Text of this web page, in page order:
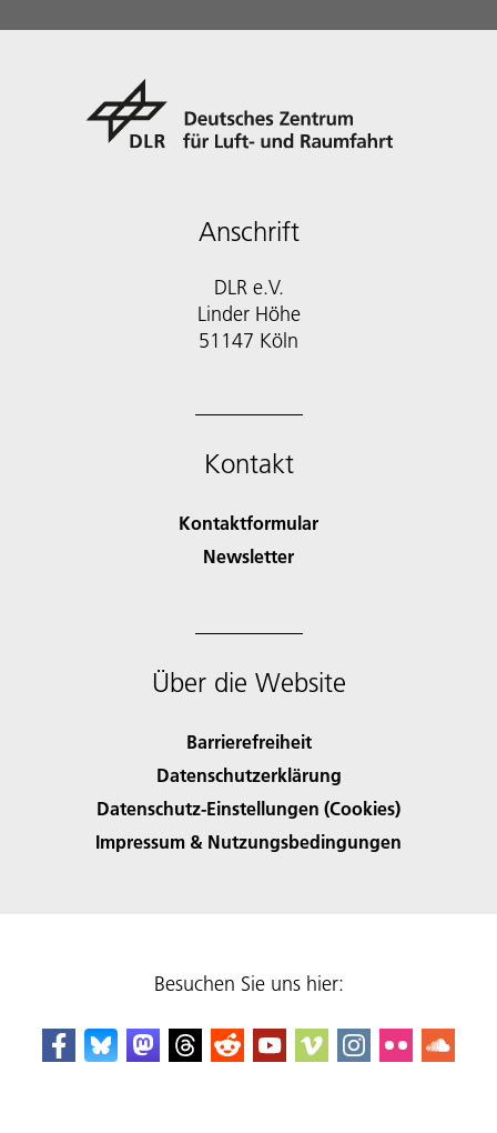
Anschrift
DLR e.V.
Linder Höhe
51147 Köln
Kontakt
Kontaktformular
Newsletter
Über die Website
Barrierefreiheit
Datenschutzerklärung
Datenschutz-Einstellungen (Cookies)
Impressum & Nutzungsbedingungen
Besuchen Sie uns hier: